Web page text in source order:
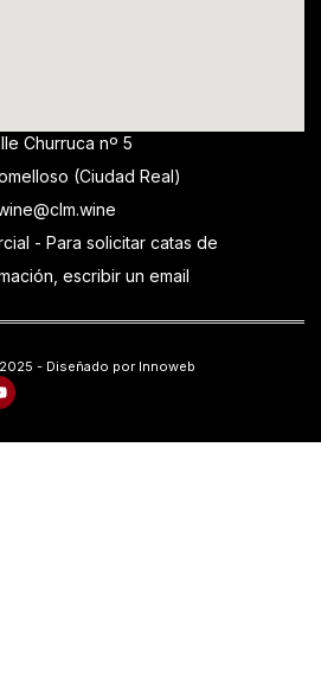
Churruca nº 5
(Ciudad Real)
- Para solicitar catas de
escribir un email
- Diseñado por Innoweb